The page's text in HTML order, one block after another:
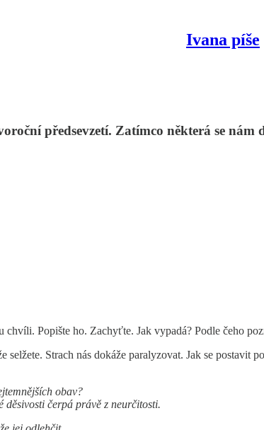
Ivana píše
předsevzetí. Zatímco některá se
Popište ho. Zachyťte. Jak vypadá? Podle čeho
selžete. Strach nás dokáže paralyzovat. Jak se
obav?
děsivosti čerpá právě z neurčitosti.